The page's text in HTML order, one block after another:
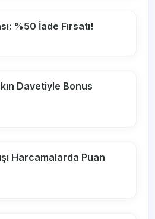
%50 İade Fırsatı!
Davetiyle Bonus
Harcamalarda Puan